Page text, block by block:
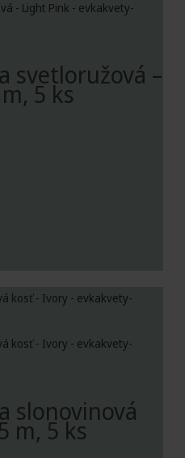
svetloružová –
5 ks
slonovinová
m, 5 ks